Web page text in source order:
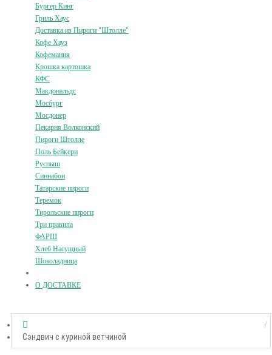
Бургер Кинг
Гриль Хаус
Доставка из Пироги "Штолле"
Кофе Хауз
Кофемания
Крошка картошка
КФС
Макдональдс
Мосбург
Мосдонер
Пекарня Волконский
Пироги Штолле
Поль Бейкери
Руспыш
Синнабон
Татарские пироги
Теремок
Тирольские пироги
Три правила
ФАРШ
Хлеб Насущный
Шоколадница
О ДОСТАВКЕ
Сэндвич с куриной ветчиной